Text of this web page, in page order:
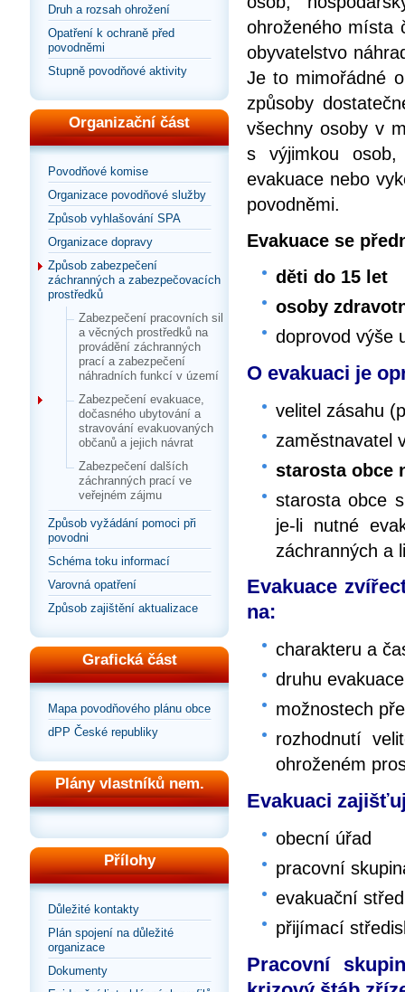
Druh a rozsah ohrožení
Opatření k ochraně před
povodněmi
Stupně povodňové aktivity
Organizační část
Povodňové komise
Organizace povodňové služby
Způsob vyhlašování SPA
Organizace dopravy
Způsob zabezpečení
záchranných a zabezpečovacích
prostředků
Zabezpečení pracovních sil
a věcných prostředků na
provádění záchranných
prací a zabezpečení
náhradních funkcí v území
Zabezpečení evakuace,
dočasného ubytování a
stravování evakuovaných
občanů a jejich návrat
Zabezpečení dalších
záchranných prací ve
veřejném zájmu
Způsob vyžádání pomoci při
povodni
Schéma toku informací
Varovná opatření
Způsob zajištění aktualizace
Grafická část
Mapa povodňového plánu obce
dPP České republiky
Plány vlastníků nem.
Přílohy
Důležité kontakty
Plán spojení na důležité
organizace
Dokumenty
ohroženého místa
obyvatelstvo
Je to mimořádné
způsoby
všechny osoby v
s výjimkou
evakuace nebo
povodněmi.
Evakuace se
děti do 15 let
osoby
doprovod výše
O evakuaci je
velitel zásahu
zaměstnavatel
starosta obce
starosta obce
je-li nutné
záchranných a
Evakuace
na:
charakteru a
druhu
možnostech
rozhodnutí
ohroženém
Evakuaci
obecní úřad
pracovní
evakuační
přijímací
Pracovní